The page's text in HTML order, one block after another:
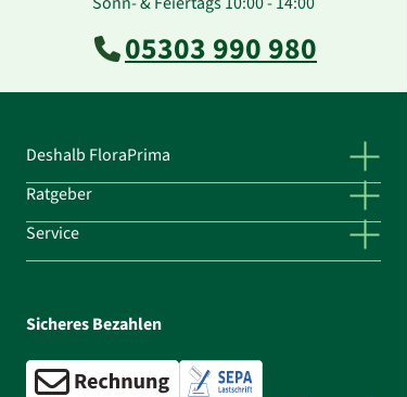
05303 990 980
Deshalb FloraPrima
Ratgeber
Service
Sicheres Bezahlen